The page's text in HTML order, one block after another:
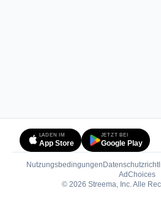
LADEN IM
App Store
JETZT BEI
Google Play
Nutzungsbedingungen
AdChoices
© 2026 Streema, Inc. Alle